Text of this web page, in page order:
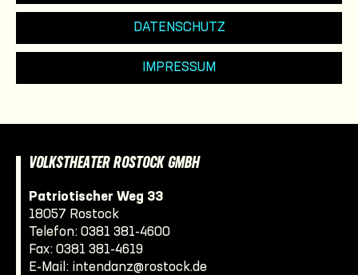
DATENSCHUTZ
IMPRESSUM
VOLKSTHEATER ROSTOCK GMBH
Patriotischer Weg 33
18057 Rostock
Telefon: 0381 381-4600
Fax: 0381 381-4619
E-Mail: intendanz@rostock.de